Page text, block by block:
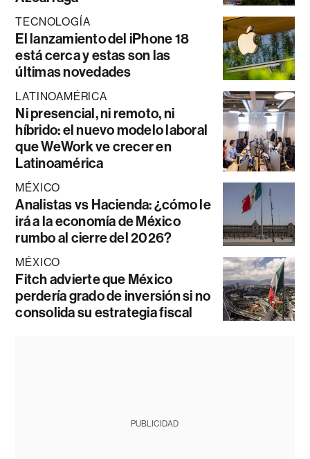
TECNOLOGÍA
El lanzamiento del iPhone 18
está cerca y estas son las
últimas novedades
LATINOAMÉRICA
Ni presencial, ni remoto, ni
híbrido: el nuevo modelo laboral
que WeWork ve crecer en
Latinoamérica
MÉXICO
Analistas vs Hacienda: ¿cómo le
irá a la economía de México
rumbo al cierre del 2026?
MÉXICO
Fitch advierte que México
perdería grado de inversión si no
consolida su estrategia fiscal
PUBLICIDAD